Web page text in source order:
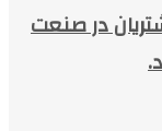
در صنعت